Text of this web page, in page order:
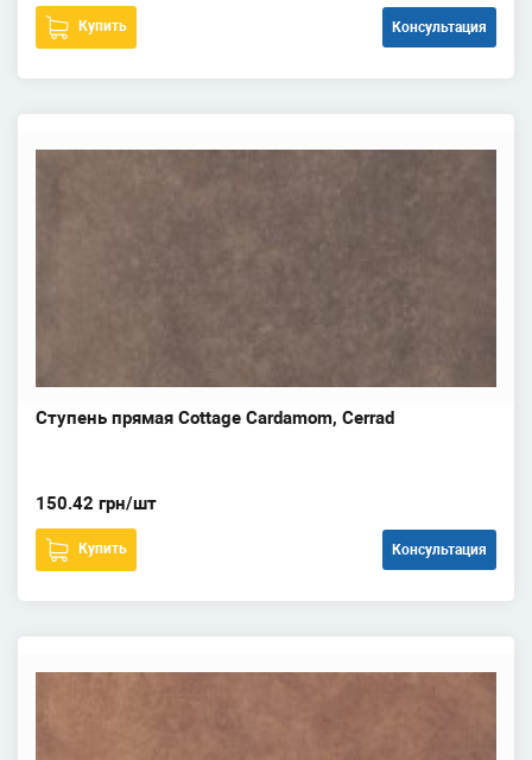
Купить Консультация
Ступень прямая Cottage Cardamom, Cerrad
150.42 грн/шт
Купить Консультация